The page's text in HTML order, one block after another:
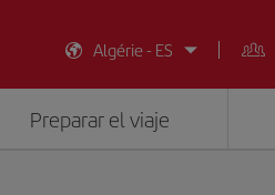
Algérie - ES
Preparar el viaje